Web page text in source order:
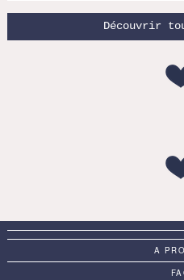
Découvrir
A